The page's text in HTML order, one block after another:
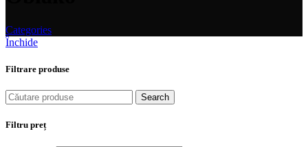
Categories
Închide
Filtrare produse
Search
Filtru preț